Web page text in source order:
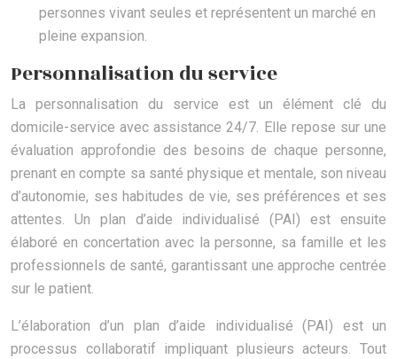
personnes vivant seules et représentent un marché en
pleine expansion.
Personnalisation du service
La personnalisation du service est un élément clé du
domicile-service avec assistance 24/7. Elle repose sur une
évaluation approfondie des besoins de chaque personne,
prenant en compte sa santé physique et mentale, son niveau
d’autonomie, ses habitudes de vie, ses préférences et ses
attentes. Un plan d’aide individualisé (PAI) est ensuite
élaboré en concertation avec la personne, sa famille et les
professionnels de santé, garantissant une approche centrée
sur le patient.
L’élaboration d’un plan d’aide individualisé (PAI) est un
processus collaboratif impliquant plusieurs acteurs. Tout